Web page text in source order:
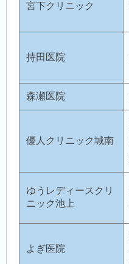
宮下クリニック
持田医院
森瀬医院
優人クリニック城南
ゆうレディースクリ
ニック池上
よぎ医院